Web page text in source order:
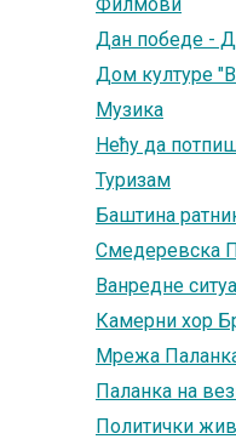
Дан победе -
Дом културе
Музика
Нећу да
Туризам
Баштина
Смедеревска
Ванредне
Камерни хор
Мрежа
Паланка на
Политички